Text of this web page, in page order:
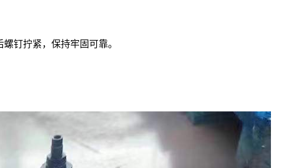
钉拧紧，保持牢固可靠。